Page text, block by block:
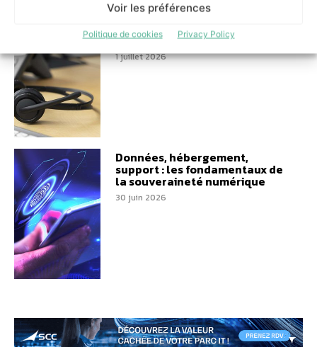
Voir les préférences
Politique de cookies Privacy Policy
Gestion des alertes : la
téléphonie IP au cœur des
dispositifs de sécurité
1 juillet 2026
Données, hébergement,
support : les fondamentaux de
la souveraineté numérique
30 juin 2026